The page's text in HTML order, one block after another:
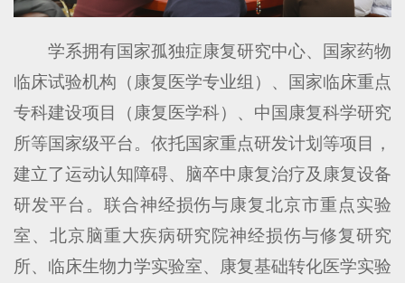
学系拥有国家孤独症康复研究中心、国家药物
临床试验机构（康复医学专业组）、国家临床重点
专科建设项目（康复医学科）、中国康复科学研究
所等国家级平台。依托国家重点研发计划等项目，
建立了运动认知障碍、脑卒中康复治疗及康复设备
研发平台。联合神经损伤与康复北京市重点实验
室、北京脑重大疾病研究院神经损伤与修复研究
所、临床生物力学实验室、康复基础转化医学实验